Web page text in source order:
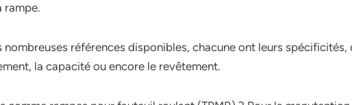
rampe.
nombreuses références disponibles, chacune ont leurs spécificités,
la capacité ou encore le revêtement.